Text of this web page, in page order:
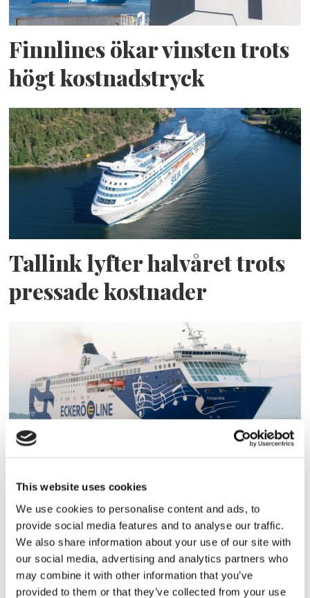
This website uses cookies
We use cookies to personalise content and ads, to
provide social media features and to analyse our traffic.
We also share information about your use of our site with
our social media, advertising and analytics partners who
may combine it with other information that you’ve
provided to them or that they’ve collected from your use
Finnlines ökar vinsten trots
högt kostnadstryck
Tallink lyfter halvåret trots
pressade kostnader
Eckerö tyngs av höga
bränslekostnader men
frakten fortsätter växa